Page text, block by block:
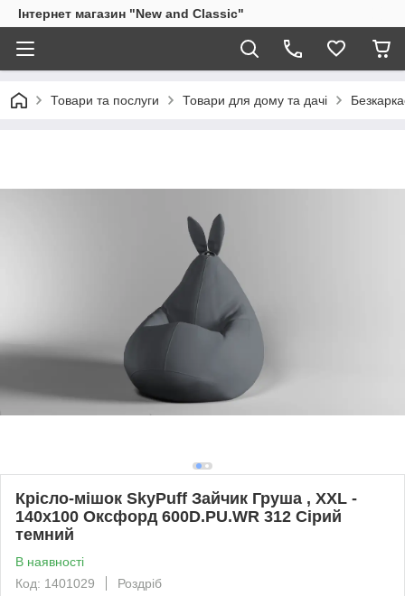
Інтернет магазин "New and Classic"
Товари та послуги Товари для дому та дачі
Крісло-мішок SkyPuff Зайчик Груша , XXL -
140х100 Оксфорд 600D.PU.WR 312 Сірий
темний
В наявності
Код: 1401029
Роздріб